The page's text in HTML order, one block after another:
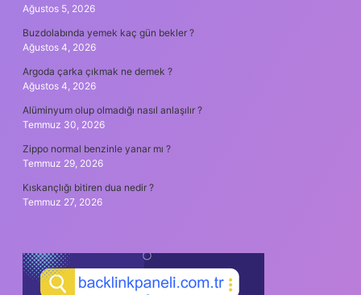
Ağustos 5, 2026
Buzdolabında yemek kaç gün bekler ?
Ağustos 4, 2026
Argoda çarka çıkmak ne demek ?
Ağustos 4, 2026
Alüminyum olup olmadığı nasıl anlaşılır ?
Temmuz 30, 2026
Zippo normal benzinle yanar mı ?
Temmuz 29, 2026
Kıskançlığı bitiren dua nedir ?
Temmuz 27, 2026